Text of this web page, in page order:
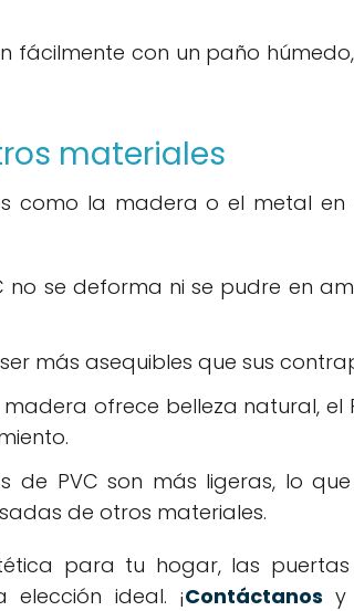
fácilmente con un paño
materiales
como la madera o el metal
no se deforma ni se pudre en
más asequibles que sus
madera ofrece belleza natural,
de PVC son más ligeras, lo
de otros materiales.
para tu hogar, las
elección ideal. ¡Contáctanos y